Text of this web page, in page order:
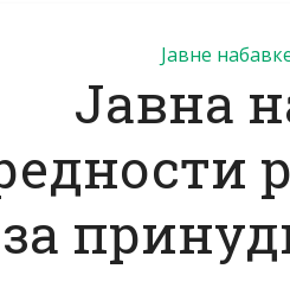
Јавне
Јавна
за